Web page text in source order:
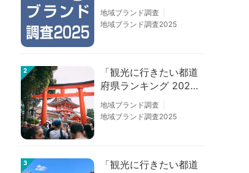
等調査結果
地域ブランド調査
地域ブランド調査2025
2
「観光に行きたい都道
府県ランキング 202
6」京都は低下、神奈
川上昇
地域ブランド調査
地域ブランド調査2025
3
「観光に行きたい都道